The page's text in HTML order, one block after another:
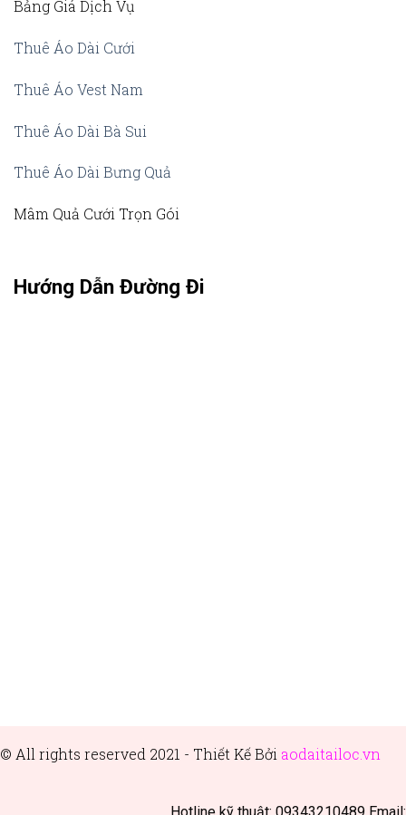
Bảng Giá Dịch Vụ
Thuê Áo Dài Cưới
Thuê Áo Vest Nam
Thuê Áo Dài Bà Sui
Thuê Áo Dài Bưng Quả
Mâm Quả Cưới Trọn Gói
Hướng Dẫn Đường Đi
© All rights reserved 2021 - Thiết Kế Bởi aodaitailoc.vn
Hotline kỹ thuật: 09343210489 Email: